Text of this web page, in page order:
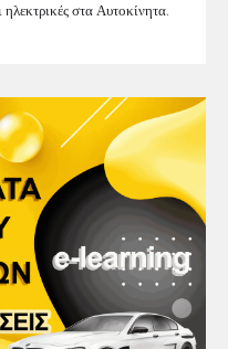
στα Αυτοκίνητα.